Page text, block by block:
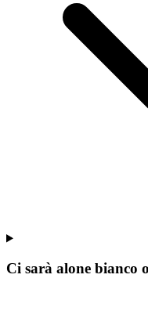
Ci sarà alone bianco